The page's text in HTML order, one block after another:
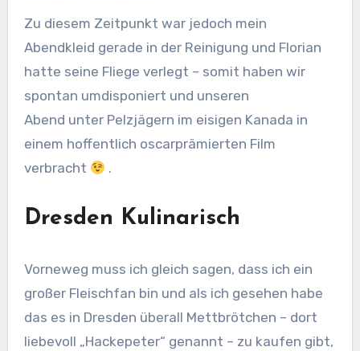
Zu diesem Zeitpunkt war jedoch mein
Abendkleid gerade in der Reinigung und Florian
hatte seine Fliege verlegt – somit haben wir
spontan umdisponiert und unseren
Abend unter Pelzjägern im eisigen Kanada in
einem hoffentlich oscarprämierten Film
verbracht
.
Dresden Kulinarisch
Vorneweg muss ich gleich sagen, dass ich ein
großer Fleischfan bin und als ich gesehen habe
das es in Dresden überall Mettbrötchen – dort
liebevoll „Hackepeter“ genannt – zu kaufen gibt,